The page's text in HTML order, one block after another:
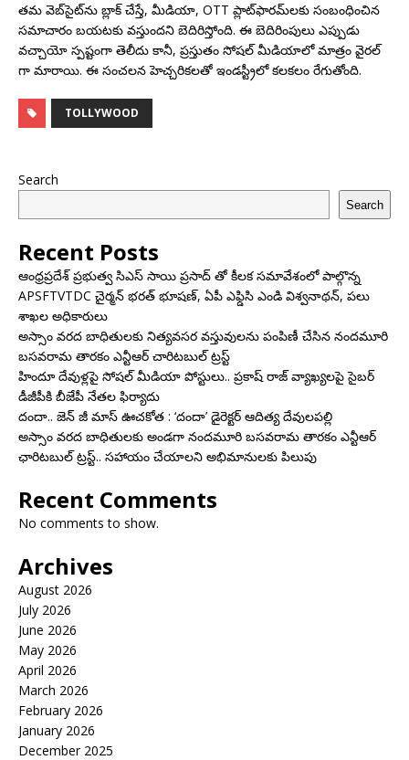
తమ వెబ్‌సైట్‌ను బ్లాక్ చేస్తే, మీడియా, OTT ప్లాట్‌ఫారమ్‌లకు సంబంధించిన
సమాచారం బయటకు వస్తుందని బెదిరిస్తోంది. ఈ బెదిరింపులు ఎప్పుడు
వచ్చాయో స్పష్టంగా తెలీదు కానీ, ప్రస్తుతం సోషల్ మీడియాలో మాత్రం వైరల్
గా మారాయి. ఈ సంచలన హెచ్చరికలతో ఇండస్ట్రీలో కలకలం రేగుతోంది.
TOLLYWOOD
Search
Search
Recent Posts
ఆంధ్రప్రదేశ్ ప్రభుత్వ సిఎస్ సాయి ప్రసాద్ తో కీలక సమావేశంలో పాల్గొన్న
APSFTVTDC చైర్మన్ భరత్ భూషణ్, ఏపీ ఎఫ్డిసి ఎండి విశ్వనాథన్, పలు
శాఖల అధికారులు
అస్సాం వరద బాధితులకు నిత్యవసర వస్తువులను పంపిణీ చేసిన నందమూరి
బసవరామ తారకం ఎన్టీఆర్ చారిటబుల్ ట్రస్ట్
హిందూ దేవుళ్లపై సోషల్ మీడియా పోస్టులు.. ప్రకాష్ రాజ్ వ్యాఖ్యలపై సైబర్
డీజీపీకి బీజేపీ నేతల ఫిర్యాదు
దందా.. జెన్ జీ మాస్ ఊచకోత : ‘దందా’ డైరెక్ట‌ర్ ఆదిత్య దేవులపల్లి
అస్సాం వరద బాధితులకు అండగా నందమూరి బసవరామ తారకం ఎన్టీఆర్
ఛారిటబుల్ ట్రస్ట్.. సహాయం చేయాలని అభిమానులకు పిలుపు
Recent Comments
No comments to show.
Archives
August 2026
July 2026
June 2026
May 2026
April 2026
March 2026
February 2026
January 2026
December 2025